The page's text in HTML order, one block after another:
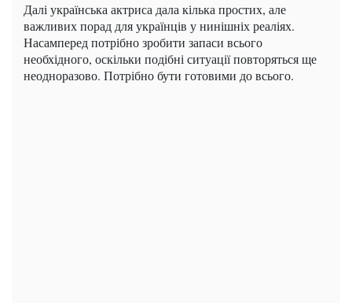
Далі українська актриса дала кілька простих, але
важливих порад для українців у нинішніх реаліях.
Насамперед потрібно зробити запаси всього
необхідного, оскільки подібні ситуації повторяться ще
неодноразово. Потрібно бути готовими до всього.